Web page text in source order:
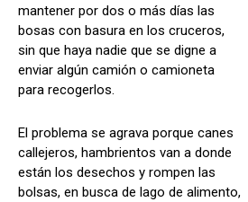
mantener por dos o más días las
bosas con basura en los cruceros,
sin que haya nadie que se digne a
enviar algún camión o camioneta
para recogerlos.
El problema se agrava porque canes
callejeros, hambrientos van a donde
están los desechos y rompen las
bolsas, en busca de lago de alimento,